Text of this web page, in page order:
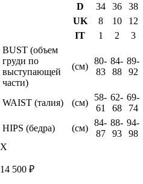
D
34 36 38
UK
8 10 12
IT
1 2 3
BUST (объем
груди по
выступающей
части)
(см)
80-
83
84-
88
89-
92
WAIST (талия) (см)
58-
61
62-
68
69-
74
HIPS (бедра)
(см)
84-
87
88-
93
94-
98
X
14 500 ₽